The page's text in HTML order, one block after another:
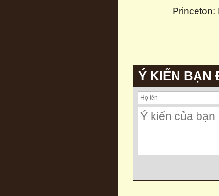
Princeton:
Ý KIẾN BẠN